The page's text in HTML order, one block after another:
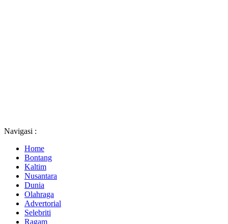
Navigasi :
Home
Bontang
Kaltim
Nusantara
Dunia
Olahraga
Advertorial
Selebriti
Ragam